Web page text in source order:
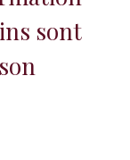
sont